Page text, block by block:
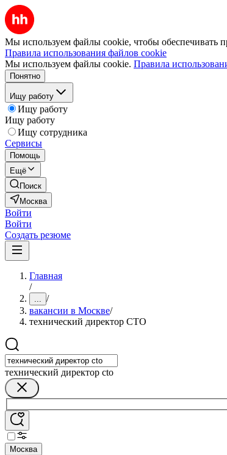
Мы используем файлы cookie, чтобы обеспечивать
Правила использования файлов cookie
Мы используем файлы cookie. Правила
Понятно
Ищу работу
Ищу работу
Ищу работу
Ищу сотрудника
Сервисы
Помощь
Ещё
Поиск
Москва
Войти
Войти
Создать резюме
Главная
/
... /
вакансии в Москве/
технический директор CTO
технический директор cto
Москва